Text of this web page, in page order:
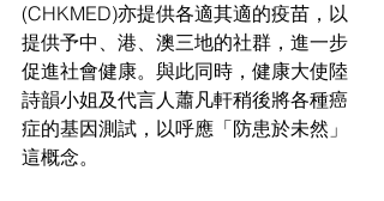
(CHKMED)亦提供各適其適的疫苗，以
提供予中、港、澳三地的社群，進一步
促進社會健康。與此同時，健康大使陸
詩韻小姐及代言人蕭凡軒稍後將各種癌
症的基因測試，以呼應「防患於未然」
這概念。